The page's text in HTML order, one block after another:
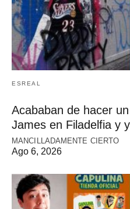
ESREAL
Acababan de hacer
James en Filadelfia y
MANCILLADAMENTE CIERTO
Ago 6, 2026